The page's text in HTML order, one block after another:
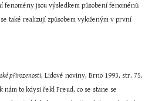
fenomény jsou výsledkem působení fenoménů
také realizují způsobem vyloženým v první
přirozenosti, Lidové noviny, Brno 1993, str. 75.
nám to kdysi řekl Freud, co se stane se